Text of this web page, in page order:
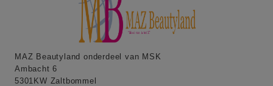
MAZ Beautyland onderdeel van MSK
Ambacht 6
5301KW Zaltbommel